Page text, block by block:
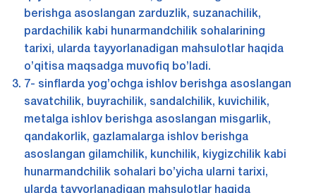
berishga asoslangan zarduzlik, suzanachilik,
pardachilik kabi hunarmandchilik sohalarining
tarixi, ularda tayyorlanadigan mahsulotlar haqida
o’qitisa maqsadga muvofiq bo’ladi.
7- sinflarda yog’ochga ishlov berishga asoslangan
savatchilik, buyrachilik, sandalchilik, kuvichilik,
metalga ishlov berishga asoslangan misgarlik,
qandakorlik, gazlamalarga ishlov berishga
asoslangan gilamchilik, kunchilik, kiygizchilik kabi
hunarmandchilik sohalari bo’yicha ularni tarixi,
ularda tayyorlanadigan mahsulotlar haqida